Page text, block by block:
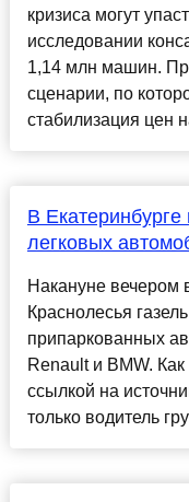
кризиса могут
исследовании
1,14 млн машин.
сценарии, по
стабилизация цен
В Екатеринбурге
легковых
Накануне вечером
Краснолесья
припаркованных
Renault и BMW.
ссылкой на
только водитель